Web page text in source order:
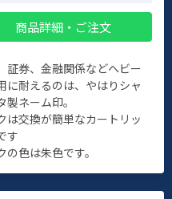
商品詳細・ご注文
証券、金融関係などヘビー
に耐えるのは、やはりシャ
製ネーム印。
は交換が簡単なカートリッ
す
の色は朱色です。